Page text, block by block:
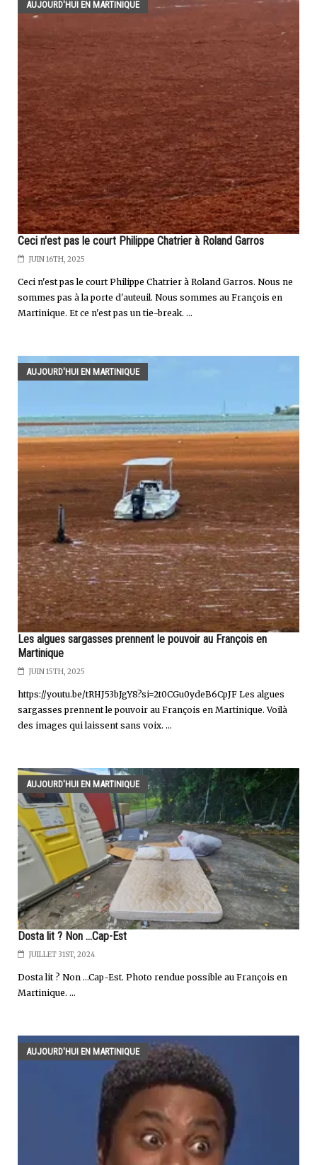
AUJOURD'HUI EN MARTINIQUE
Ceci n'est pas le court Philippe Chatrier à Roland Garros
JUIN 16TH, 2025
Ceci n'est pas le court Philippe Chatrier à Roland Garros. Nous ne
sommes pas à la porte d'auteuil. Nous sommes au François en
Martinique. Et ce n'est pas un tie-break. ...
AUJOURD'HUI EN MARTINIQUE
Les algues sargasses prennent le pouvoir au François en
Martinique
JUIN 15TH, 2025
https://youtu.be/tRHJ53bJgY8?si=2t0CGu0ydeB6CpJF Les algues
sargasses prennent le pouvoir au François en Martinique. Voilà
des images qui laissent sans voix. ...
AUJOURD'HUI EN MARTINIQUE
Dosta lit ? Non ...Cap-Est
JUILLET 31ST, 2024
Dosta lit ? Non …Cap-Est. Photo rendue possible au François en
Martinique. ...
AUJOURD'HUI EN MARTINIQUE